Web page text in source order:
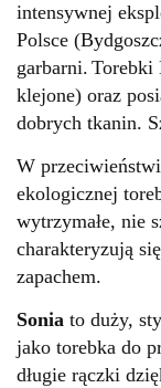
intensywnej
Polsce
garbarni. Torebki
klejone) oraz
dobrych tkanin.
W
ekologicznej
wytrzymałe, nie
charakteryzują
zapachem.
Sonia to duży,
jako torebka do
długie rączki